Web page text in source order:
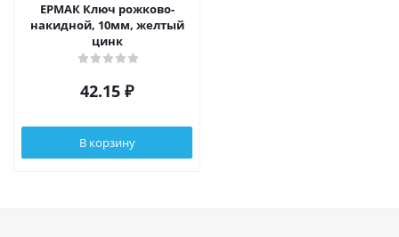
ЕРМАК Ключ рожково-
накидной, 10мм, желтый
цинк
42.15 ₽
В корзину